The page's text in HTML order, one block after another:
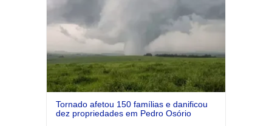
Tornado afetou 150 famílias e danificou
dez propriedades em Pedro Osório